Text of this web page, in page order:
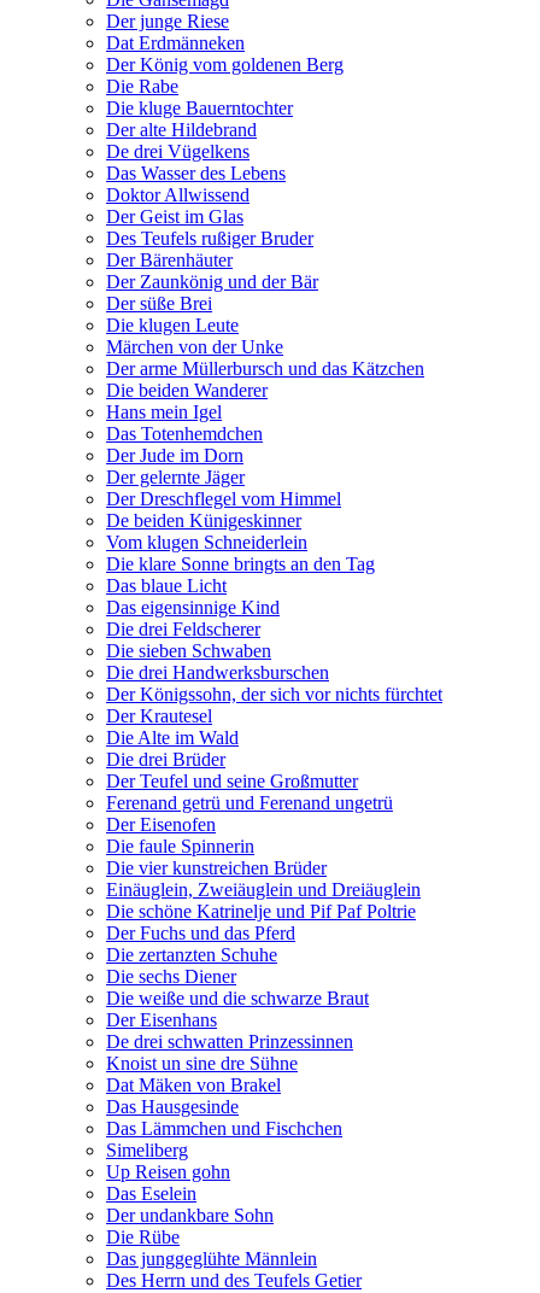
Der junge Riese
Dat Erdmänneken
Der König vom goldenen Berg
Die Rabe
Die kluge Bauerntochter
Der alte Hildebrand
De drei Vügelkens
Das Wasser des Lebens
Doktor Allwissend
Der Geist im Glas
Des Teufels rußiger Bruder
Der Bärenhäuter
Der Zaunkönig und der Bär
Der süße Brei
Die klugen Leute
Märchen von der Unke
Der arme Müllerbursch und das Kätzchen
Die beiden Wanderer
Hans mein Igel
Das Totenhemdchen
Der Jude im Dorn
Der gelernte Jäger
Der Dreschflegel vom Himmel
De beiden Künigeskinner
Vom klugen Schneiderlein
Die klare Sonne bringts an den Tag
Das blaue Licht
Das eigensinnige Kind
Die drei Feldscherer
Die sieben Schwaben
Die drei Handwerksburschen
Der Königssohn, der sich vor nichts fürchtet
Der Krautesel
Die Alte im Wald
Die drei Brüder
Der Teufel und seine Großmutter
Ferenand getrü und Ferenand ungetrü
Der Eisenofen
Die faule Spinnerin
Die vier kunstreichen Brüder
Einäuglein, Zweiäuglein und Dreiäuglein
Die schöne Katrinelje und Pif Paf Poltrie
Der Fuchs und das Pferd
Die zertanzten Schuhe
Die sechs Diener
Die weiße und die schwarze Braut
Der Eisenhans
De drei schwatten Prinzessinnen
Knoist un sine dre Sühne
Dat Mäken von Brakel
Das Hausgesinde
Das Lämmchen und Fischchen
Simeliberg
Up Reisen gohn
Das Eselein
Der undankbare Sohn
Die Rübe
Das junggeglühte Männlein
Des Herrn und des Teufels Getier